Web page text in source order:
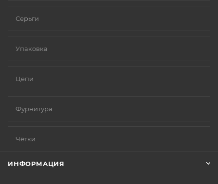
Серьги
Упаковка
Цепи
Фурнитура
Чётки
ИНФОРМАЦИЯ